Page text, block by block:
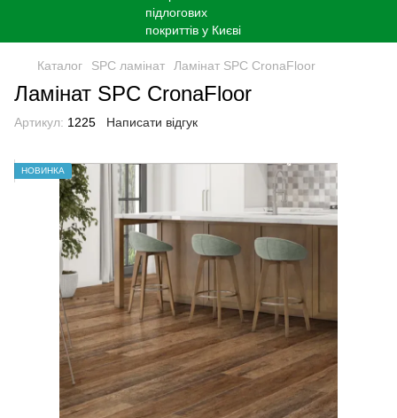
Каталог SPC ламінат Ламінат SPC CronaFloor
Ламінат SPC CronaFloor
Артикул: 1225 Написати відгук
НОВИНКА